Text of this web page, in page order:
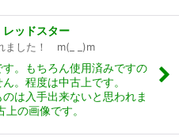
ッドスター
した！ m(_ _)m
。もちろん使用済みですの
。程度は中古上です。
は入手出来ないと思われま
の画像です。